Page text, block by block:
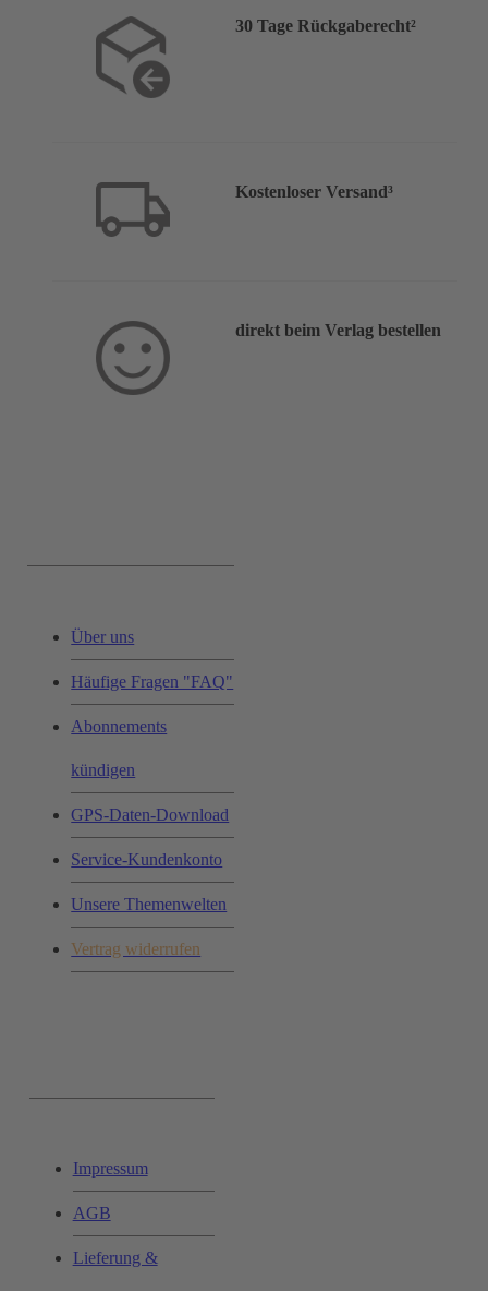
30 Tage Rückgaberecht²
Kostenloser Versand³
direkt beim Verlag bestellen
Über uns
Häufige Fragen "FAQ"
Abonnements
kündigen
GPS-Daten-Download
Service-Kundenkonto
Unsere Themenwelten
Vertrag widerrufen
Impressum
AGB
Lieferung &